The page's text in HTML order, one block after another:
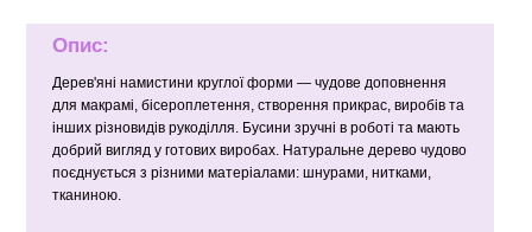
Опис:
Дерев'яні намистини круглої форми — чудове доповнення
для макрамі, бісероплетення, створення прикрас, виробів та
інших різновидів рукоділля. Бусини зручні в роботі та мають
добрий вигляд у готових виробах. Натуральне дерево чудово
поєднується з різними матеріалами: шнурами, нитками,
тканиною.